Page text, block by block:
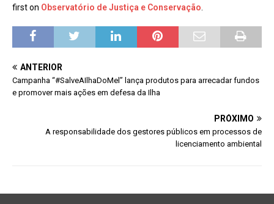
first on Observatório de Justiça e Conservação.
ANTERIOR
Campanha “#SalveAIlhaDoMel” lança produtos para arrecadar fundos
e promover mais ações em defesa da Ilha
PRÓXIMO
A responsabilidade dos gestores públicos em processos de
licenciamento ambiental